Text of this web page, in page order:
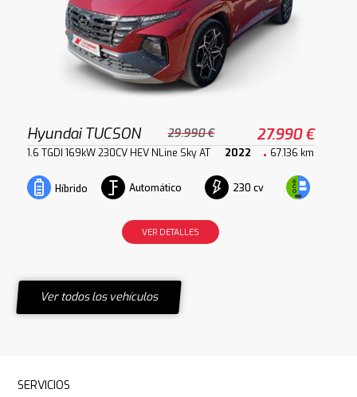
Hyundai TUCSON 29.990 € 27.990 €
1.6 TGDI 169kW 230CV HEV NLine Sky AT 2022 67.136 km
Híbrido Automático 230 cv
VER DETALLES
Ver todos los vehículos
SERVICIOS